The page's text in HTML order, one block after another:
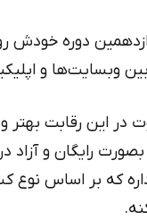
دوره خودش رو
وبسایت‌ها و
در این رقابت
رایگان و آزاد
که بر اساس نوع